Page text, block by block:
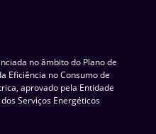
no âmbito do Plano de
Eficiência no Consumo de
aprovado pela Entidade
Serviços Energéticos